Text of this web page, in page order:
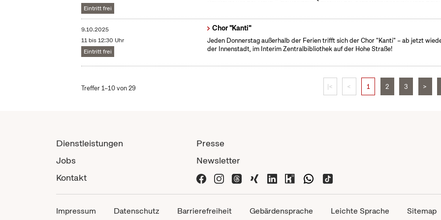
Eintritt frei
9.10.2025
11 bis 12:30 Uhr
Eintritt frei
Chor "Kanti"
Jeden Donnerstag außerhalb der Ferien trifft sich der Chor "Kanti" – ab jetzt
der Innenstadt, im Interim Zentralbibliothek auf der Hohe Straße!
Treffer 1–10 von 29 |< < 1 2 3 >
Dienstleistungen
Jobs
Kontakt
Presse
Newsletter
Impressum Datenschutz Barrierefreiheit Gebärdensprache Leichte Sprache Sitemap